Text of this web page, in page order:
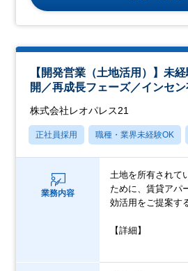
【開発営業（土地活用）】未
開／再成長フェーズ／インセン
株式会社レオパレス21
正社員採用 職種・業界未経験OK
業務内容
土地を所有されて
ために、賃貸アパ
効活用をご提案す
【詳細】